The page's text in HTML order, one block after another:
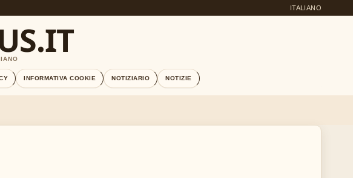
ITALIANO
INFORMATIVA COOKIE NOTIZIARIO NOTIZIE